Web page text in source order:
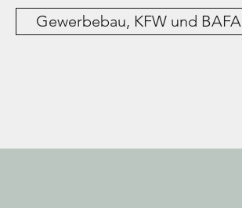
Gewerbebau, KFW und BAFA